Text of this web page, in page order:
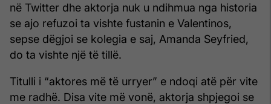
në Twitter dhe aktorja nuk u ndihmua nga historia
se ajo refuzoi ta vishte fustanin e Valentinos,
sepse dëgjoi se kolegia e saj, Amanda Seyfried,
do ta vishte një të tillë.
Titulli i “aktores më të urryer” e ndoqi atë për vite
me radhë. Disa vite më vonë, aktorja shpjegoi se